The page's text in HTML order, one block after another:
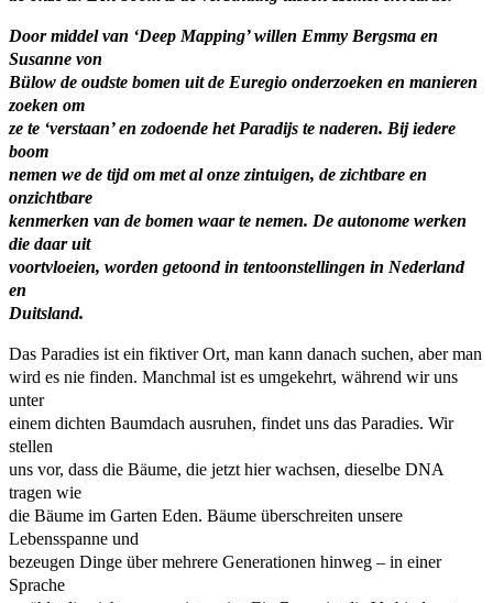
Door middel van ‘Deep Mapping’ willen Emmy Bergsma en
Susanne von
Bülow de oudste bomen uit de Euregio onderzoeken en manieren
zoeken om
ze te ‘verstaan’ en zodoende het Paradijs te naderen. Bij iedere
boom
nemen we de tijd om met al onze zintuigen, de zichtbare en
onzichtbare
kenmerken van de bomen waar te nemen. De autonome werken
die daar uit
voortvloeien, worden getoond in tentoonstellingen in Nederland
en
Duitsland.
Das Paradies ist ein fiktiver Ort, man kann danach suchen, aber man
wird es nie finden. Manchmal ist es umgekehrt, während wir uns
unter
einem dichten Baumdach ausruhen, findet uns das Paradies. Wir
stellen
uns vor, dass die Bäume, die jetzt hier wachsen, dieselbe DNA
tragen wie
die Bäume im Garten Eden. Bäume überschreiten unsere
Lebensspanne und
bezeugen Dinge über mehrere Generationen hinweg – in einer
Sprache